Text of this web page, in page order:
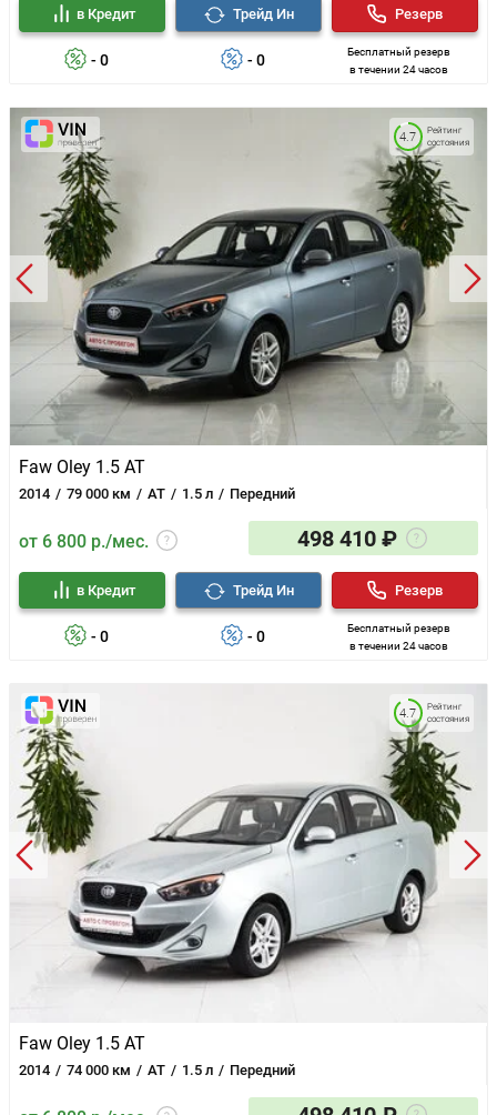
- 0
в Кредит
- 0
Трейд Ин
Бесплатный резерв
в течении 24 часов
Резерв
Faw Oley 1.5 AT
2014 79 000 км AT 1.5 л Передний
Рейтинг
состояния
4.7
от 6 800 р./мес. 498 410 ₽
- 0
в Кредит
- 0
Трейд Ин
Бесплатный резерв
в течении 24 часов
Резерв
Faw Oley 1.5 AT
2014 74 000 км AT 1.5 л Передний
Рейтинг
состояния
4.7